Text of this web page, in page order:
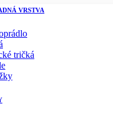
VRSTVA
tričká